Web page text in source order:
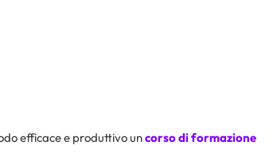
efficace e produttivo uncorso di formazione